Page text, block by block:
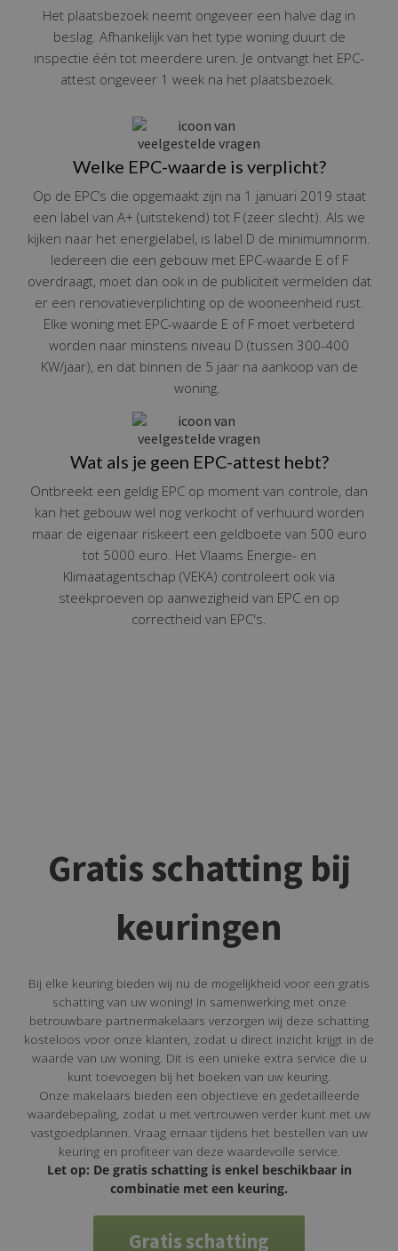
Het plaatsbezoek neemt ongeveer een halve dag in
beslag. Afhankelijk van het type woning duurt de
inspectie één tot meerdere uren. Je ontvangt het EPC-
attest ongeveer 1 week na het plaatsbezoek.
Welke EPC-waarde is verplicht?
Op de EPC’s die opgemaakt zijn na 1 januari 2019 staat
een label van A+ (uitstekend) tot F (zeer slecht). Als we
kijken naar het energielabel, is label D de minimumnorm.
Iedereen die een gebouw met EPC-waarde E of F
overdraagt, moet dan ook in de publiciteit vermelden dat
er een renovatieverplichting op de wooneenheid rust.
Elke woning met EPC-waarde E of F moet verbeterd
worden naar minstens niveau D (tussen 300-400
KW/jaar), en dat binnen de 5 jaar na aankoop van de
woning.
Wat als je geen EPC-attest hebt?
Ontbreekt een geldig EPC op moment van controle, dan
kan het gebouw wel nog verkocht of verhuurd worden
maar de eigenaar riskeert een geldboete van 500 euro
tot 5000 euro. Het Vlaams Energie- en
Klimaatagentschap (VEKA) controleert ook via
steekproeven op aanwezigheid van EPC en op
correctheid van EPC's.
Gratis schatting bij
keuringen
Bij elke keuring bieden wij nu de mogelijkheid voor een gratis
schatting van uw woning! In samenwerking met onze
betrouwbare partnermakelaars verzorgen wij deze schatting
kosteloos voor onze klanten, zodat u direct inzicht krijgt in de
waarde van uw woning. Dit is een unieke extra service die u
kunt toevoegen bij het boeken van uw keuring.
Onze makelaars bieden een objectieve en gedetailleerde
waardebepaling, zodat u met vertrouwen verder kunt met uw
vastgoedplannen. Vraag ernaar tijdens het bestellen van uw
keuring en profiteer van deze waardevolle service.
Let op: De gratis schatting is enkel beschikbaar in
combinatie met een keuring.
Gratis schatting